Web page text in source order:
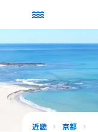
近畿 京都